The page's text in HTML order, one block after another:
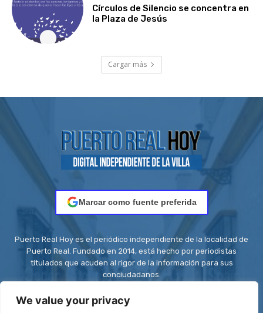
We value your privacy
Círculos de Silencio se concentra en
la Plaza de Jesús
Cargar más
Marcar como fuente preferida
Puerto Real Hoy es el periódico independiente de la localidad de
Puerto Real. Fundado en 2014, está hecho por periodistas
titulados que acuden al rigor de la información para sus
conciudadanos.
Contacto: redaccion@puertorealhoy.es